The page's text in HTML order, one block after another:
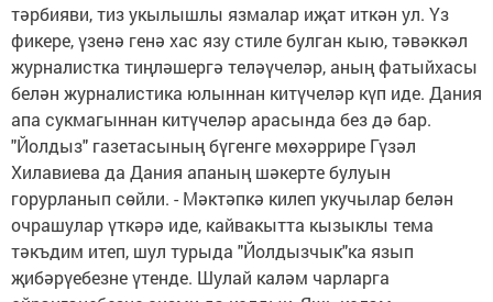
тәрбияви, тиз укылышлы язмалар иҗат иткән ул. Үз
фикере, үзенә генә хас язу стиле булган кыю, тәвәккәл
журналистка тиңләшергә теләүчеләр, аның фатыйхасы
белән журналистика юлыннан китүчеләр күп иде. Дания
апа сукмагыннан китүчеләр арасында без дә бар.
"Йолдыз" газетасының бүгенге мөхәррире Гүзәл
Хилавиева да Дания апаның шәкерте булуын
горурланып сөйли. - Мәктәпкә килеп укучылар белән
очрашулар үткәрә иде, кайвакытта кызыклы тема
тәкъдим итеп, шул турыда "Йолдызчык"ка язып
җибәрүебезне үтенде. Шулай каләм чарларга